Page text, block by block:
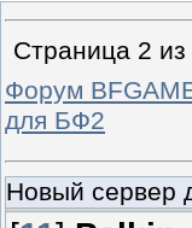
Страница 2 из
Форум
для БФ2
Новый сервер